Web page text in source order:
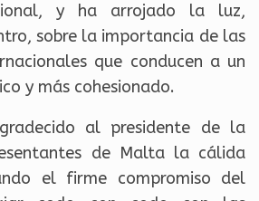
y ha arrojado la luz,
sobre la importancia de las
que conducen a un
y más cohesionado.
al presidente de la
de Malta la cálida
el firme compromiso del